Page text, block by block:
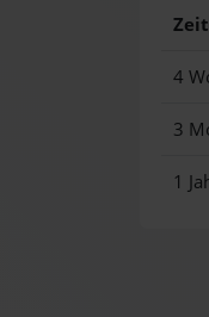
4
3
1